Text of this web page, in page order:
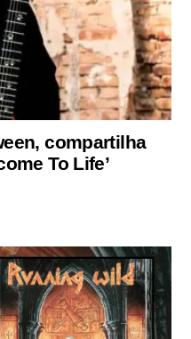
compartilha
To Life’